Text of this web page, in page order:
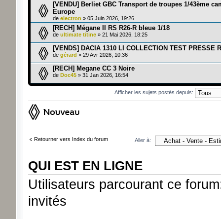
[VENDU] Berliet GBC Transport de troupes 1/43ème
Europe
de electron » 05 Juin 2026, 19:26
[RECH] Mégane II RS R26-R bleue 1/18
de ultimate titine» 21 Mai 2026, 18:25
[VENDS] DACIA 1310 LI COLLECTION TEST PRESSE
de gérard » 29 Avr 2026, 10:36
[RECH] Megane CC 3 Noire
de Doc45» 31 Jan 2026, 16:54
Afficher les sujets postés depuis:
Ecrire un nouveau sujet
Retourner vers Index du forum Aller à:
QUI EST EN LIGNE
Utilisateurs parcourant ce
invités